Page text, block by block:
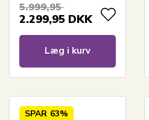
topmadras
5.999,95
2.299,95 DKK
Læg i kurv
SPAR 63%